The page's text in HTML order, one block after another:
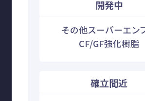
開発中
その他スーパーエン
CF/GF強化樹脂
確立間近